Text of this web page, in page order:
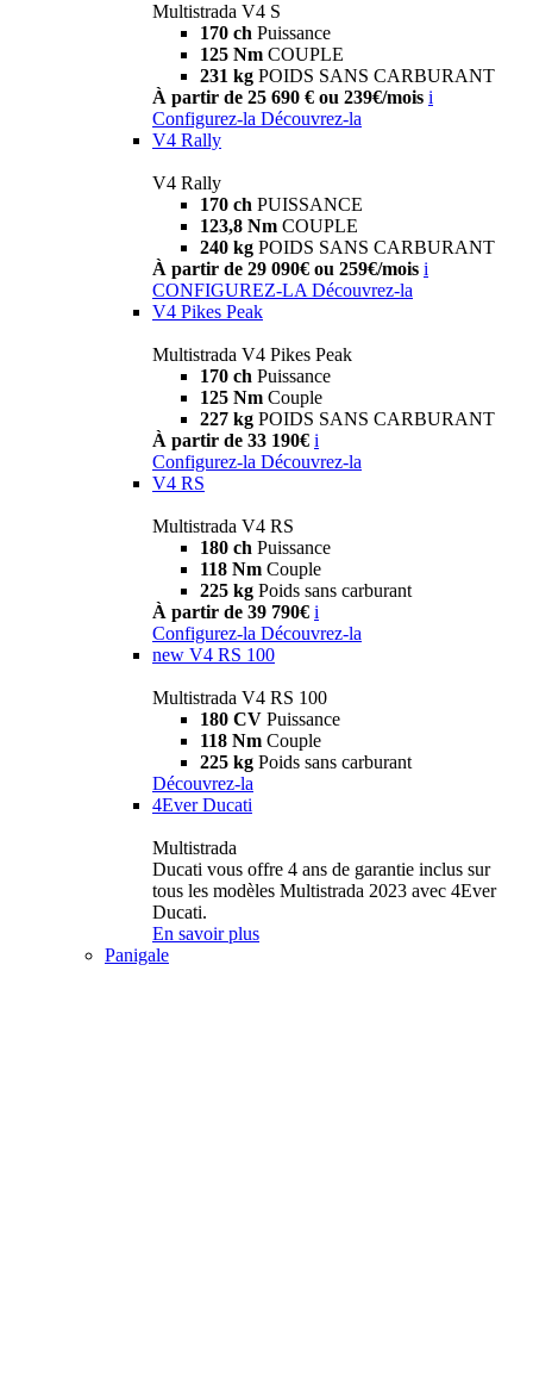
Multistrada V4 S
170 ch Puissance
125 Nm COUPLE
231 kg POIDS SANS CARBURANT
À partir de 25 690 € ou 239€/mois i
Configurez-la Découvrez-la
V4 Rally
V4 Rally
170 ch PUISSANCE
123,8 Nm COUPLE
240 kg POIDS SANS CARBURANT
À partir de 29 090€ ou 259€/mois i
CONFIGUREZ-LA Découvrez-la
V4 Pikes Peak
Multistrada V4 Pikes Peak
170 ch Puissance
125 Nm Couple
227 kg POIDS SANS CARBURANT
À partir de 33 190€ i
Configurez-la Découvrez-la
V4 RS
Multistrada V4 RS
180 ch Puissance
118 Nm Couple
225 kg Poids sans carburant
À partir de 39 790€ i
Configurez-la Découvrez-la
new V4 RS 100
Multistrada V4 RS 100
180 CV Puissance
118 Nm Couple
225 kg Poids sans carburant
Découvrez-la
4Ever Ducati
Multistrada
Ducati vous offre 4 ans de garantie inclus sur
tous les modèles Multistrada 2023 avec 4Ever
Ducati.
En savoir plus
Panigale